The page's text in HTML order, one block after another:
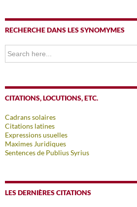
RECHERCHE DANS LES SYNOMYMES
Search
for:
CITATIONS, LOCUTIONS, ETC.
Cadrans solaires
Citations latines
Expressions usuelles
Maximes Juridiques
Sentences de Publius Syrius
LES DERNIÈRES CITATIONS